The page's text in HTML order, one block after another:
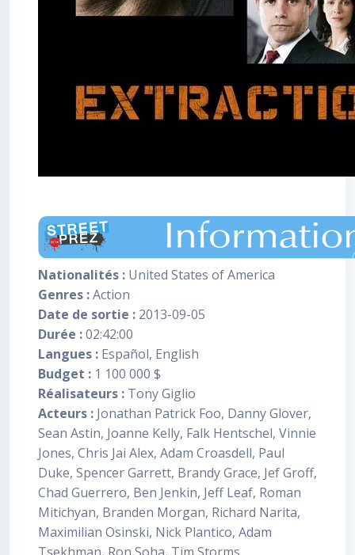
Nationalités : United States of America
Genres :Action
Date de sortie : 2013-09-05
Durée :02:42:00
Langues : Español, English
Budget : 1 100 000 $
Réalisateurs : Tony Giglio
Acteurs : Jonathan Patrick Foo, Danny Glover,
Sean Astin, Joanne Kelly, Falk Hentschel, Vinnie
Jones, Chris Jai Alex, Adam Croasdell, Paul
Duke, Spencer Garrett, Brandy Grace, Jef Groff,
Chad Guerrero, Ben Jenkin, Jeff Leaf, Roman
Mitichyan, Branden Morgan, Richard Narita,
Maximilian Osinski, Nick Plantico, Adam